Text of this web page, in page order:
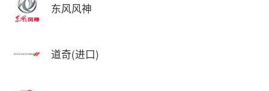
东风风神
道奇(进口)